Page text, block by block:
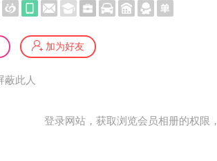
加为好友
蔽此人
登录网站，获取浏览会员相册的权限，